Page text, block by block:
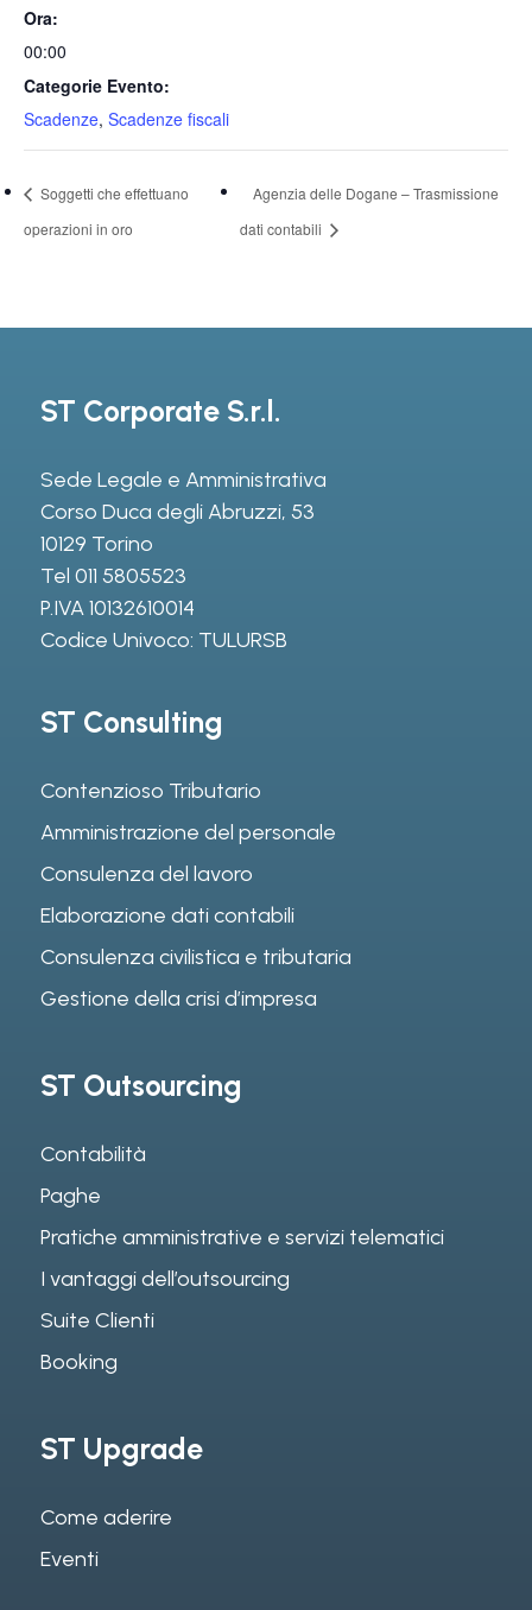
Ora:
00:00
Categorie Evento:
Scadenze, Scadenze fiscali
Soggetti che effettuano
operazioni in oro
Agenzia delle Dogane – Trasmissione
dati contabili
ST Corporate S.r.l.
Sede Legale e Amministrativa
Corso Duca degli Abruzzi, 53
10129 Torino
Tel 011 5805523
P.IVA 10132610014
Codice Univoco: TULURSB
ST Consulting
Contenzioso Tributario
Amministrazione del personale
Consulenza del lavoro
Elaborazione dati contabili
Consulenza civilistica e tributaria
Gestione della crisi d’impresa
ST Outsourcing
Contabilità
Paghe
Pratiche amministrative e servizi telematici
I vantaggi dell’outsourcing
Suite Clienti
Booking
ST Upgrade
Come aderire
Eventi